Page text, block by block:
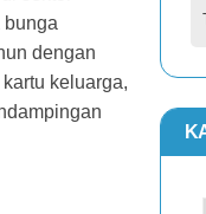
bunga
dengan
keluarga,